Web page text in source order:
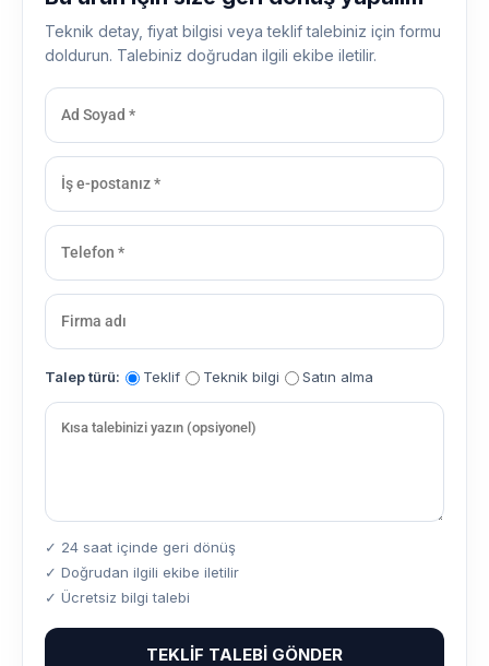
Teknik detay, fiyat bilgisi veya teklif talebiniz için formu
doldurun. Talebiniz doğrudan ilgili ekibe iletilir.
Talep türü: Teklif Teknik bilgi Satın alma
✓ 24 saat içinde geri dönüş
✓ Doğrudan ilgili ekibe iletilir
✓ Ücretsiz bilgi talebi
TEKLIF TALEBI GÖNDER